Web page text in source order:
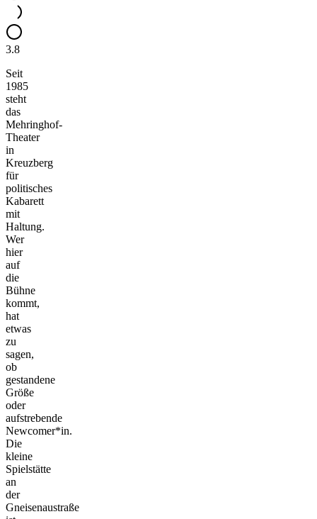
3.8
Seit
1985
steht
das
Mehringhof-
Theater
in
Kreuzberg
für
politisches
Kabarett
mit
Haltung.
Wer
hier
auf
die
Bühne
kommt,
hat
etwas
zu
sagen,
ob
gestandene
Größe
oder
aufstrebende
Newcomer*in.
Die
kleine
Spielstätte
an
der
Gneisenaustraße